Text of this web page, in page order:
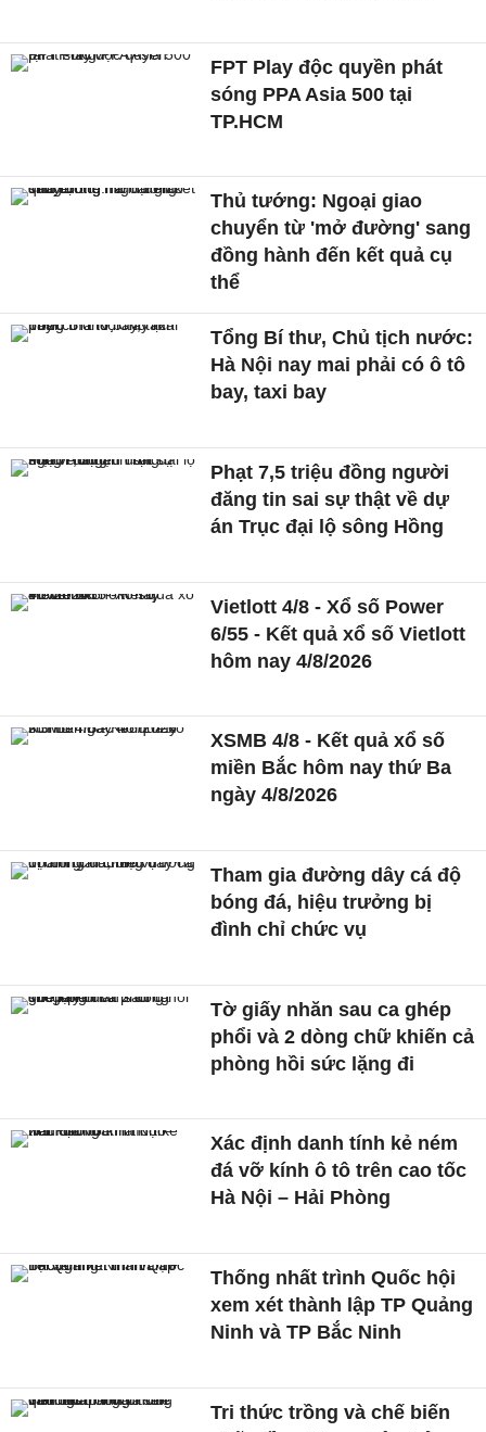
FPT Play độc quyền phát
sóng PPA Asia 500 tại
TP.HCM
Thủ tướng: Ngoại giao
chuyển từ 'mở đường' sang
đồng hành đến kết quả cụ
thể
Tổng Bí thư, Chủ tịch nước:
Hà Nội nay mai phải có ô tô
bay, taxi bay
Phạt 7,5 triệu đồng người
đăng tin sai sự thật về dự
án Trục đại lộ sông Hồng
Vietlott 4/8 - Xổ số Power
6/55 - Kết quả xổ số Vietlott
hôm nay 4/8/2026
XSMB 4/8 - Kết quả xổ số
miền Bắc hôm nay thứ Ba
ngày 4/8/2026
Tham gia đường dây cá độ
bóng đá, hiệu trưởng bị
đình chỉ chức vụ
Tờ giấy nhăn sau ca ghép
phổi và 2 dòng chữ khiến cả
phòng hồi sức lặng đi
Xác định danh tính kẻ ném
đá vỡ kính ô tô trên cao tốc
Hà Nội – Hải Phòng
Thống nhất trình Quốc hội
xem xét thành lập TP Quảng
Ninh và TP Bắc Ninh
Tri thức trồng và chế biến